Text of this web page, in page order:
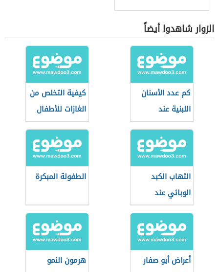
الزوار شاهدوا أيضاً
كم عدد الأسنان
اللبنية عند
الأطفال
كيفية التخلص من
الغازات للأطفال
حديثي الولادة
التهاب الكبد
الوبائي عند
الأطفال
الطفولة المبكرة
أعراض أبو صفار
هرمون النمو